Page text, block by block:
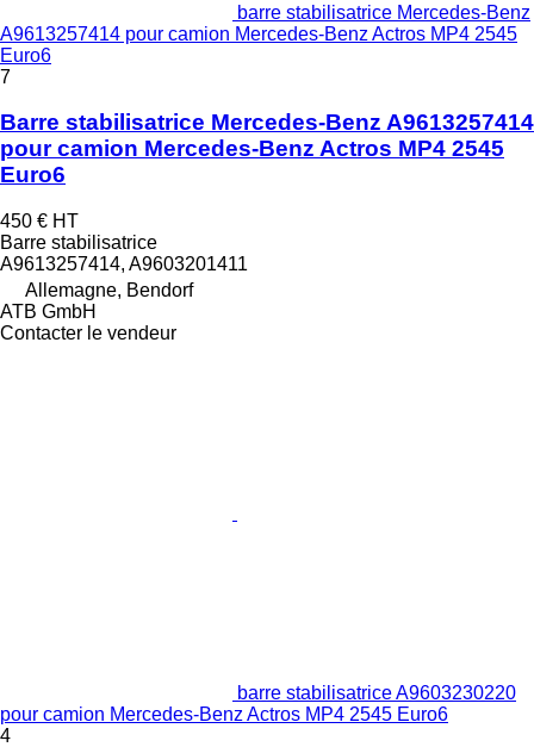
barre stabilisatrice Mercedes-Benz
A9613257414 pour camion Mercedes-Benz Actros MP4 2545
Euro6
7
Barre stabilisatrice Mercedes-Benz A9613257414
pour camion Mercedes-Benz Actros MP4 2545
Euro6
450 € HT
Barre stabilisatrice
A9613257414, A9603201411
Allemagne, Bendorf
ATB GmbH
Contacter le vendeur
barre stabilisatrice A9603230220
pour camion Mercedes-Benz Actros MP4 2545 Euro6
4